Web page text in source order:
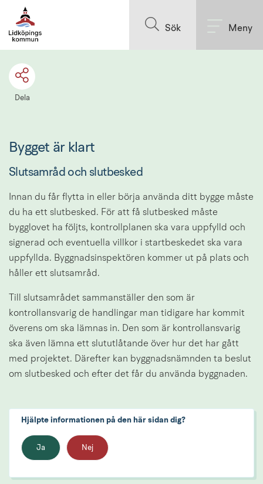
Sök Meny
Dela
Bygget är klart
Slutsamråd och slutbesked
Innan du får flytta in eller börja använda ditt bygge måste
du ha ett slutbesked. För att få slutbesked måste
bygglovet ha följts, kontrollplanen ska vara uppfylld och
signerad och eventuella villkor i startbeskedet ska vara
uppfyllda. Byggnadsinspektören kommer ut på plats och
håller ett slutsamråd.
Till slutsamrådet sammanställer den som är
kontrollansvarig de handlingar man tidigare har kommit
överens om ska lämnas in. Den som är kontrollansvarig
ska även lämna ett slututlåtande över hur det har gått
med projektet. Därefter kan byggnadsnämnden ta beslut
om slutbesked och efter det får du använda byggnaden.
Hjälpte informationen på den här sidan dig?
Ja Nej